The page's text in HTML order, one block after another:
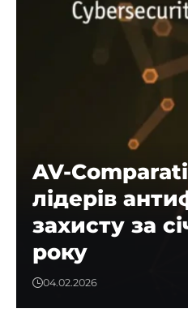
AV-
лідерів
захисту за
року
04.02.2026